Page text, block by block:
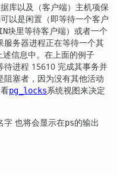
库以及（客户端）主机项保
以是闲置 （即等待一个客户
块里等待客户端）或者一个
服务器进程正在等待一个其
述信息中。在上面的例子
待进程 15610 完成其事务并
阻塞者，因为没有其他活动
pg_locks系统视图来决定
字 也将会显示在ps的输出